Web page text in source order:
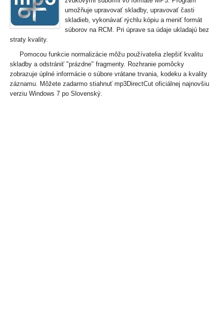
umožňuje upravovať skladby, upravovať časti
skladieb, vykonávať rýchlu kópiu a meniť formát
súborov na RCM. Pri úprave sa údaje ukladajú bez
straty kvality.
Pomocou funkcie normalizácie môžu používatelia zlepšiť kvalitu
skladby a odstrániť "prázdne" fragmenty. Rozhranie pomôcky
zobrazuje úplné informácie o súbore vrátane trvania, kodeku a kvality
záznamu. Môžete zadarmo stiahnuť mp3DirectCut oficiálnej najnovšiu
verziu Windows 7 po Slovenský.